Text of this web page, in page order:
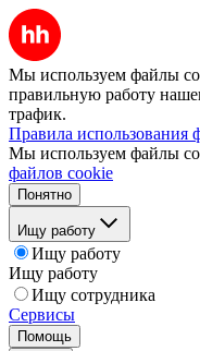
Мы используем файлы
правильную работу
трафик.
Правила использования
Мы используем файлы
файлов cookie
Понятно
Ищу работу
Ищу работу
Ищу работу
Ищу сотрудника
Сервисы
Помощь